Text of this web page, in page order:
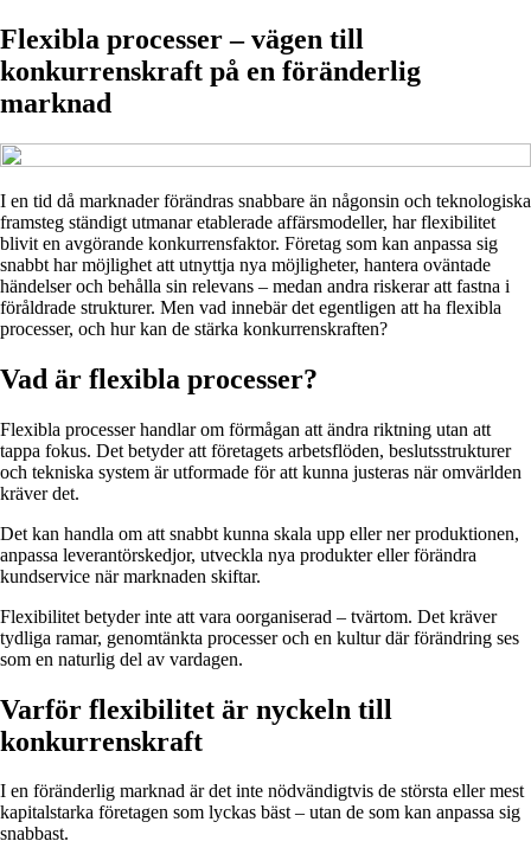
Flexibla processer – vägen till
konkurrenskraft på en föränderlig
marknad
I en tid då marknader förändras snabbare än någonsin och teknologiska
framsteg ständigt utmanar etablerade affärsmodeller, har flexibilitet
blivit en avgörande konkurrensfaktor. Företag som kan anpassa sig
snabbt har möjlighet att utnyttja nya möjligheter, hantera oväntade
händelser och behålla sin relevans – medan andra riskerar att fastna i
föråldrade strukturer. Men vad innebär det egentligen att ha flexibla
processer, och hur kan de stärka konkurrenskraften?
Vad är flexibla processer?
Flexibla processer handlar om förmågan att ändra riktning utan att
tappa fokus. Det betyder att företagets arbetsflöden, beslutsstrukturer
och tekniska system är utformade för att kunna justeras när omvärlden
kräver det.
Det kan handla om att snabbt kunna skala upp eller ner produktionen,
anpassa leverantörskedjor, utveckla nya produkter eller förändra
kundservice när marknaden skiftar.
Flexibilitet betyder inte att vara oorganiserad – tvärtom. Det kräver
tydliga ramar, genomtänkta processer och en kultur där förändring ses
som en naturlig del av vardagen.
Varför flexibilitet är nyckeln till
konkurrenskraft
I en föränderlig marknad är det inte nödvändigtvis de största eller mest
kapitalstarka företagen som lyckas bäst – utan de som kan anpassa sig
snabbast.